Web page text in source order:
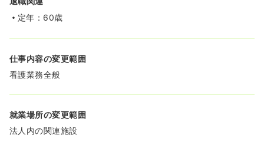
定年：60歳
仕事内容の変更範囲
看護業務全般
就業場所の変更範囲
法人内の関連施設